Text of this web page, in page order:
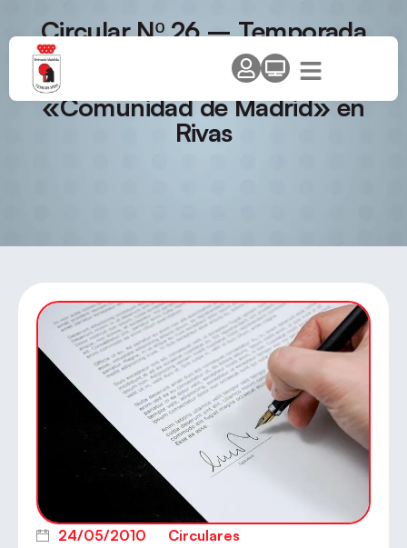
Circular Nº 26 – Temporada
2009/10. Final de Talentos
Circuito de Promoción
«Comunidad de Madrid» en
Rivas
24/05/2010 Circulares